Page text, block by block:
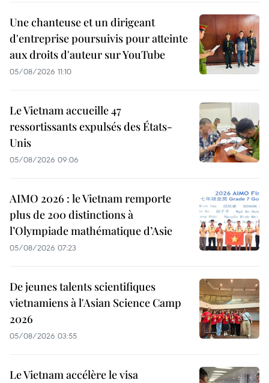
Une chanteuse et un dirigeant
d'entreprise poursuivis pour atteinte
aux droits d'auteur sur YouTube
05/08/2026 11:10
Le Vietnam accueille 47
ressortissants expulsés des États-
Unis
05/08/2026 09:06
AIMO 2026 : le Vietnam remporte
plus de 200 distinctions à
l’Olympiade mathématique d’Asie
05/08/2026 07:23
De jeunes talents scientifiques
vietnamiens à l'Asian Science Camp
2026
05/08/2026 03:55
Le Vietnam accélère le visa